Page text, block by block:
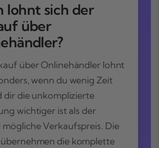
lohnt sich der
über
über Onlinehändler lohnt
wenn du wenig Zeit
dir die unkomplizierte
wichtiger ist als der
mögliche Verkaufspreis. Die
die komplette